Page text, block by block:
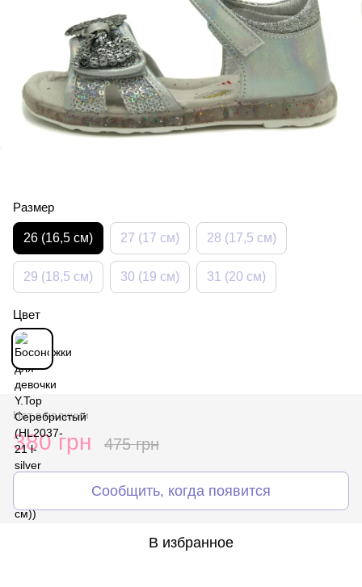
Размер
26 (16,5 см) 27 (17 см) 28 (17,5 см)
29 (18,5 см) 30 (19 см) 31 (20 см)
Цвет
Нет в наличии
380 грн 475 грн
Сообщить, когда появится
В избранное